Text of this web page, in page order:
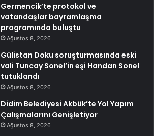
Germencik’te protokol ve
vatandaşlar bayramlaşma
programında buluştu
Ağustos 8, 2026
Gülistan Doku soruşturmasında eski
vali Tuncay Sonel’in eşi Handan Sonel
tutuklandı
Ağustos 8, 2026
Didim Belediyesi Akbük’te Yol Yapım
Çalışmalarını Genişletiyor
Ağustos 8, 2026